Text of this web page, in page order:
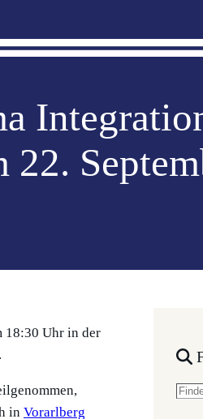
22.
18:30 Uhr in der
in Vorarlberg
S